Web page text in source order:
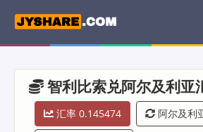
智利比索兑阿尔及利亚
汇率 0.145474 阿尔及利